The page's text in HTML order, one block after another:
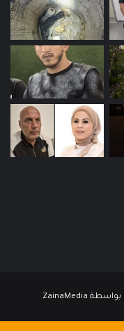
| بواسطة ZainaMedia